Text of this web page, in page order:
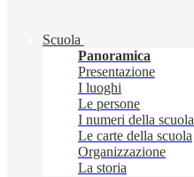
Scuola
Panoramica
Presentazione
I luoghi
Le persone
I numeri della scuola
Le carte della scuola
Organizzazione
La storia